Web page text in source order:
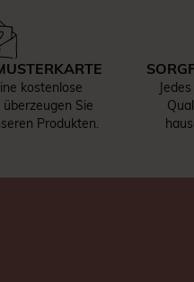
kostenlose
Sie
Produkten.